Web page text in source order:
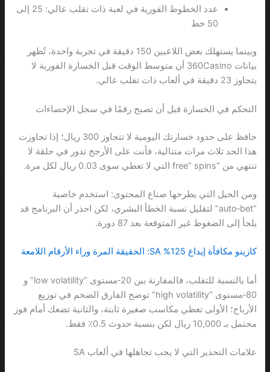
عدد الخطوط الفورية في لعبة ذات تقلب عالي: 25 إلى
50 خط
وبينما يستهلك بعض اللاعبين 150 دقيقة في تجربة واحدة، تُظهر
بيانات 360Casino أن متوسط الوقت قبل الخسارة الفورية لا
يتجاوز 23 دقيقة في ألعاب ذات تقلب عالي.
التحكم في الخسارة قبل أن تصبح رقمًا في سجل الإحصاءات
حافظ على حدود خسارتك اليومية لا تتجاوز 300 ريال؛ إذا تجاوزت
هذا الحد ثلاث مرات متتالية، فأنت على الأرجح تدور في حلقة لا
تنتهي من “free” spins التي لا تعطي سوى 0.03 ريال لكل مرة.
ومن الحيل التي يطرحها صناع المحتوى: استخدم خاصية
“auto‑bet” لتقليل نسبة الخطأ البشري، لكن احذر أن البرنامج قد
يلجأ إلى الضغوط غير المتوقعة بعد 87 دورة.
كازينو مكافأة إيداع 125% SA: الحقيقة المرة وراء الأرقام اللامعة
أما بالنسبة للتقلب، فالمقارنة بين 20‑مستوى “low volatility” و
80‑مستوى “high volatility” توضح الفارق الضخم في توزيع
الأرباح؛ الأولى تعطي مكاسب صغيرة ثابتة، والثانية تضعك أمام فوز
محتمل بـ 10,000 ريال لكن بنسبة حدوث 0.5٪ فقط.
علامات التحذير التي لا يجب تجاهلها في ألعاب SA